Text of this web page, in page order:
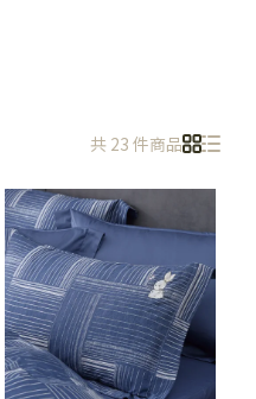
共 23 件商品